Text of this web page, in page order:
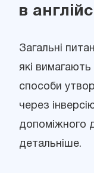
в
Загальні
які вимагають
способи
через
допоміжного
детальніше.